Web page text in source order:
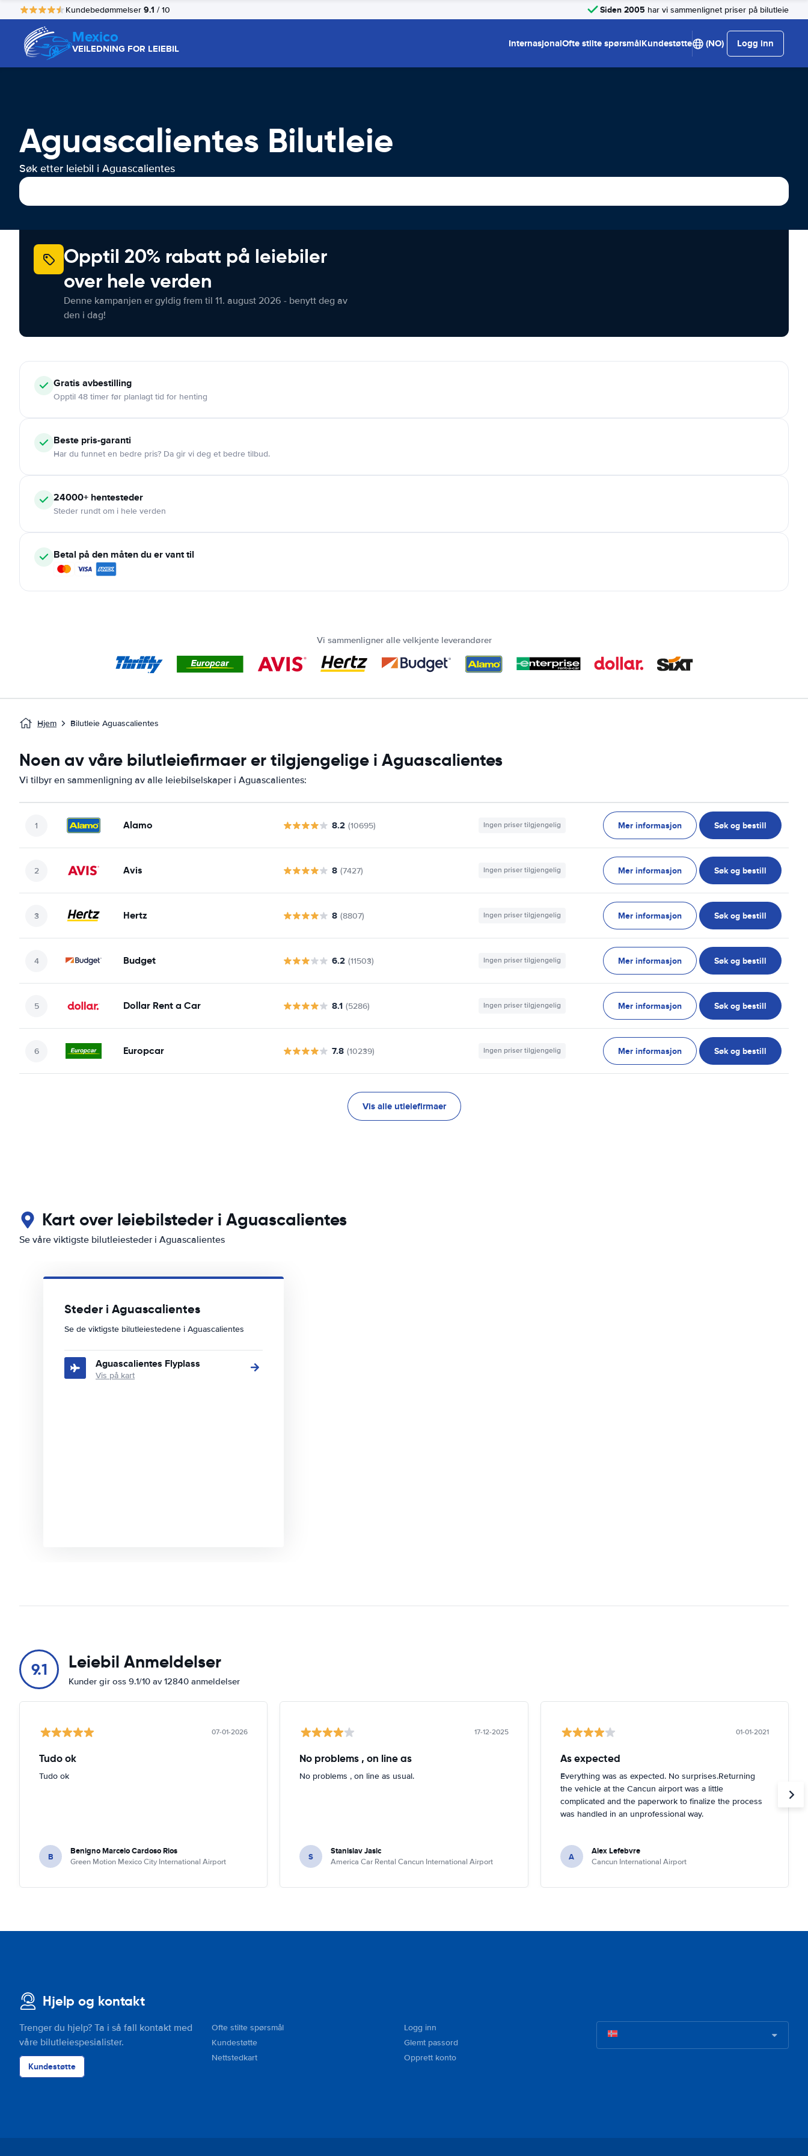
Kundebedømmelser 9.1 / 10 Siden 2005 har vi sammenlignet priser på bilutleie
Mexico
VEILEDNING FOR LEIEBIL InternasjonalOfte stilte spørsmålKundestøtte (NO) Logg inn
Aguascalientes Bilutleie
Søk etter leiebil i Aguascalientes
Opptil 20% rabatt på leiebiler
over hele verden
Denne kampanjen er gyldig frem til 11. august 2026 - benytt deg av
den i dag!
Gratis avbestilling
Opptil 48 timer før planlagt tid for henting
Beste pris-garanti
Har du funnet en bedre pris? Da gir vi deg et bedre tilbud.
24000+ hentesteder
Steder rundt om i hele verden
Betal på den måten du er vant til
Vi sammenligner alle velkjente leverandører
Hjem Bilutleie Aguascalientes
Noen av våre bilutleiefirmaer er tilgjengelige i Aguascalientes
Vi tilbyr en sammenligning av alle leiebilselskaper i Aguascalientes:
Alamo 8.2 (10695) Ingen priser tilgjengelig Mer informasjon Søk og bestill
Avis 8 (7427) Ingen priser tilgjengelig Mer informasjon Søk og bestill
Hertz 8 (8807) Ingen priser tilgjengelig Mer informasjon Søk og bestill
Budget 6.2 (11503) Ingen priser tilgjengelig Mer informasjon Søk og bestill
Dollar Rent a Car 8.1 (5286) Ingen priser tilgjengelig Mer informasjon Søk og bestill
Europcar 7.8 (10239) Ingen priser tilgjengelig Mer informasjon Søk og bestill
Vis alle utleiefirmaer
Kart over leiebilsteder i Aguascalientes
Se våre viktigste bilutleiesteder i Aguascalientes
Steder i Aguascalientes
Se de viktigste bilutleiestedene i Aguascalientes
Aguascalientes Flyplass
Vis på kart
9.1 Leiebil Anmeldelser
Kunder gir oss 9.1/10 av 12840 anmeldelser
07-01-2026
Tudo ok
Tudo ok
B Benigno Marcelo Cardoso Rios
Green Motion Mexico City International Airport
17-12-2025
No problems , on line as
No problems , on line as usual.
S Stanislav Jasic
America Car Rental Cancun International Airport
01-01-2021
As expected
Everything was as expected. No surprises.Returning
the vehicle at the Cancun airport was a little
complicated and the paperwork to finalize the process
was handled in an unprofessional way.
A Alex Lefebvre
Cancun International Airport
Hjelp og kontakt
Trenger du hjelp? Ta i så fall kontakt med
våre bilutleiespesialister.
Kundestøtte
Ofte stilte spørsmål
Kundestøtte
Nettstedkart
Logg inn
Glemt passord
Opprett konto